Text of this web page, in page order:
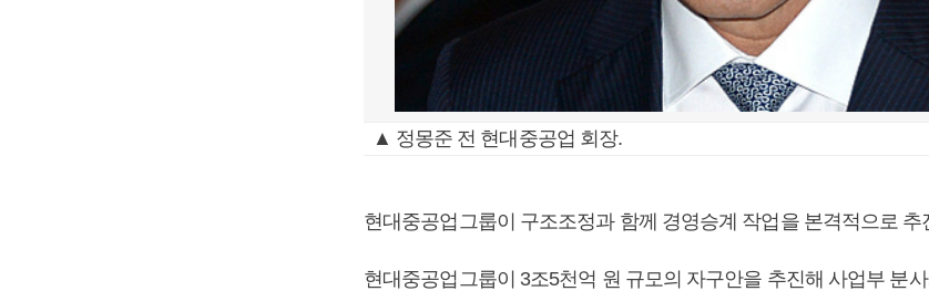
▲ 정몽준 전 현대중공업 회장.
현대중공업그룹이 구조조정과 함께 경영승계 작업을 본격적으로 추
현대중공업그룹이 3조5천억 원 규모의 자구안을 추진해 사업부 분